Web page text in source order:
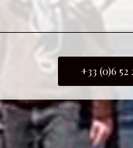
+33 (0)6 52